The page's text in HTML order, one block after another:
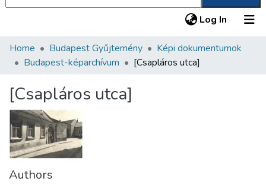
Log In (current)
Communities & Collections
Statistics
About us
Home Budapest Gyűjtemény
Képi dokumentumok
Budapest-képarchívum
[Csapláros utca]
[Csapláros utca]
Authors